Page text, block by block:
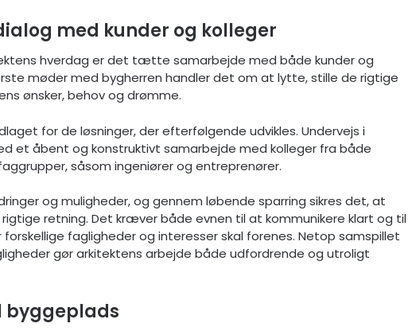
med kunder og kolleger
hverdag er det tætte samarbejde med både kunder og
møder med bygherren handler det om at lytte, stille de rigtige
ønsker, behov og drømme.
for de løsninger, der efterfølgende udvikles. Undervejs i
et åbent og konstruktivt samarbejde med kolleger fra både
såsom ingeniører og entreprenører.
og muligheder, og gennem løbende sparring sikres det, at
retning. Det kræver både evnen til at kommunikere klart og til
fagligheder og interesser skal forenes. Netop samspillet
gør arkitektens arbejde både udfordrende og utroligt